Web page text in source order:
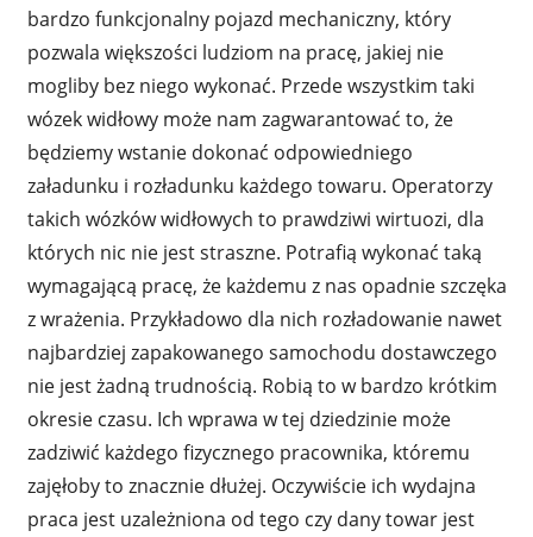
bardzo funkcjonalny pojazd mechaniczny, który
pozwala większości ludziom na pracę, jakiej nie
mogliby bez niego wykonać. Przede wszystkim taki
wózek widłowy może nam zagwarantować to, że
będziemy wstanie dokonać odpowiedniego
załadunku i rozładunku każdego towaru. Operatorzy
takich wózków widłowych to prawdziwi wirtuozi, dla
których nic nie jest straszne. Potrafią wykonać taką
wymagającą pracę, że każdemu z nas opadnie szczęka
z wrażenia. Przykładowo dla nich rozładowanie nawet
najbardziej zapakowanego samochodu dostawczego
nie jest żadną trudnością. Robią to w bardzo krótkim
okresie czasu. Ich wprawa w tej dziedzinie może
zadziwić każdego fizycznego pracownika, któremu
zajęłoby to znacznie dłużej. Oczywiście ich wydajna
praca jest uzależniona od tego czy dany towar jest